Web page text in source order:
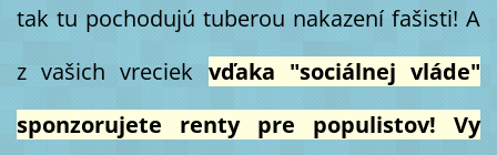
tak tu pochodujú tuberou nakazení fašisti! A
z vašich vreciek vďaka "sociálnej vláde"
sponzorujete renty pre populistov! Vy